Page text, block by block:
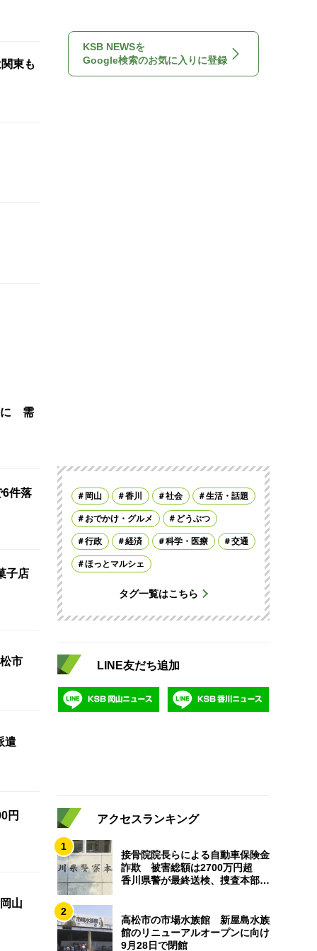
東も
に 需
件落
子店
市
遣
円
山
KSB NEWSを
Google検索のお気に入りに登録
岡山 香川 社会 生活・話題
おでかけ・グルメ どうぶつ
行政 経済 科学・医療 交通
ほっとマルシェ
タグ一覧はこちら
LINE友だち追加
アクセスランキング
1
接骨院院長らによる自動車保険金
詐欺 被害総額は2700万円超
香川県警が最終送検、捜査本部解
2
高松市の市場水族館 新屋島水族
館のリニューアルオープンに向け
9月28日で閉館